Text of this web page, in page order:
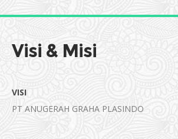
Visi & Misi
VISI
PT ANUGERAH GRAHA PLASINDO